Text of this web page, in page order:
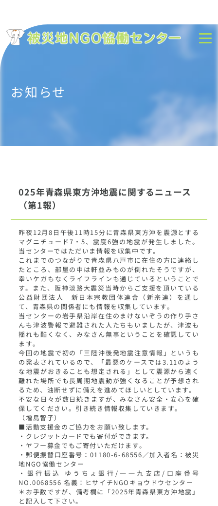
お知らせ
025年青森県東方沖地震に関するニュース
（第1報）
昨夜12月8日午後11時15分に青森県東方沖を震源とする
マグニチュード7・5、震度6強の地震が発生しました。
当センターではただいま情報を収集中です。
これまでのつながりで青森県八戸市に在住の方に連絡し
たところ、部屋の中は軒並みものが倒れたそうですが、
幸いケガもなくライフラインも通じているということで
す。また、阪神淡路大震災当時からご支援を頂いている
公益財団法人 新日本宗教団体連合（新宗連）を通し
て、青森県の関係者にも情報を収集しています。
当センターの岩手県沿岸在住のまけないぞうの作り手さ
んも津波警報で避難された人たちもいましたが、津波も
揺れも酷くなく、みなさん無事ということを確認してい
ます。
今回の地震で初の「三陸沖後発地震注意情報」というも
の発表されているので、「最悪のケースでは3.11のよう
な地震がおきることも想定される」として震源から遠く
離れた場所でも長周期地震動が強くなることが予想され
るため、油断せずに備えを進めてほしいとしています。
不安な日々が数日続きますが、みなさん安全・安心を確
保してください。引き続き情報収集していきます。
（増島智子）
■活動支援金のご協力をお願い致します。
・クレジットカードでも寄付ができます。
・ヤフー募金でもご寄付いただけます。
・郵便振替口座番号：01180-6-68556／加入者名：被災
地NGO協働センター
・銀行振込 ゆうちょ銀行/一一九支店/口座番号
NO.0068556 名義：ヒサイチNGOキョウドウセンター
＊お手数ですが、備考欄に「2025年青森県東方沖地震」
と記入して下さい。